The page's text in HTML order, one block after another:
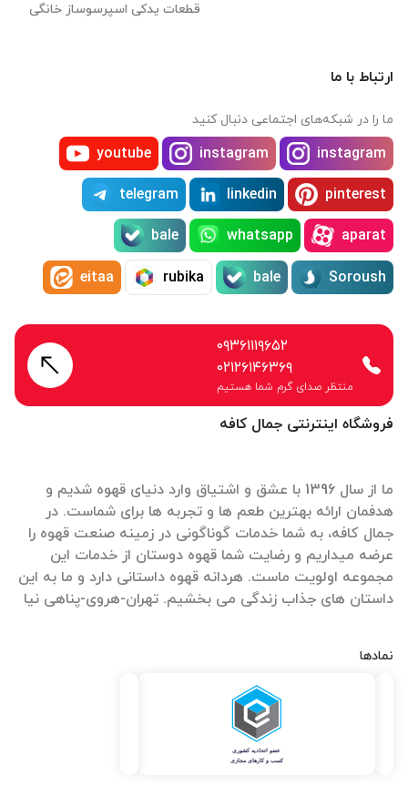
فروشگاه اینترنتی جمال کافه
ما از سال 1396 با عشق و اشتیاق وارد دنیای قهوه شدیم و
هدفمان ارائه بهترین طعم ها و تجربه ها برای شماست. در
جمال کافه، به شما خدمات گوناگونی در زمینه صنعت قهوه را
عرضه میداریم و رضایت شما قهوه دوستان از خدمات این
مجموعه اولویت ماست. هردانه قهوه داستانی دارد و ما به این
داستان های جذاب زندگی می بخشیم. تهران-هروی-پناهی نیا
نمادها
قطعات یدکی اسپرسوساز خانگی
ارتباط با ما
ما را در شبکه‌های اجتماعی دنبال کنید
instagram
instagram
youtube
pinterest
linkedin
telegram
aparat
whatsapp
bale
Soroush
bale
rubika
eitaa
۰۹۳۶۱۱۱۹۶۵۲
۰۲۱۲۶۱۴۶۳۶۹
منتظر صدای گرم شما هستیم